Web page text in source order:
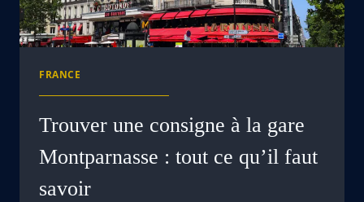
FRANCE
Trouver une consigne à la gare
Montparnasse : tout ce qu’il faut
savoir